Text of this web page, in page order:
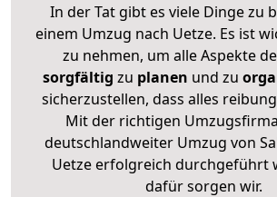
In der Tat gibt es viele Dinge zu
einem Umzug nach Uetze. Es ist
zu nehmen, um alle Aspekte
sorgfältig zu planen und zu
sicherzustellen, dass alles
Mit der richtigen
deutschlandweiter Umzug von
Uetze erfolgreich durchgeführt
dafür sorgen wir.